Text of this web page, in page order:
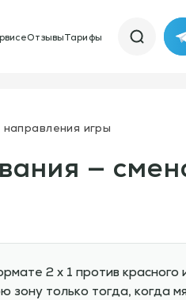
ОтзывыТарифы
игры
—
2 х 1 против красного
только тогда, когда